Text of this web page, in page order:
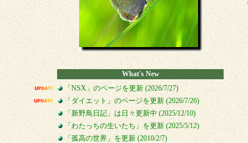
What's New
「NSX」のページを更新 (2026/7/27)
「ダイエット」のページを更新 (2026/7/26)
「新野鳥日記」は日々更新中 (2025/12/10)
「わたっちの生いたち」を更新 (2025/5/12)
「孤高の世界」を更新 (2010/2/7)